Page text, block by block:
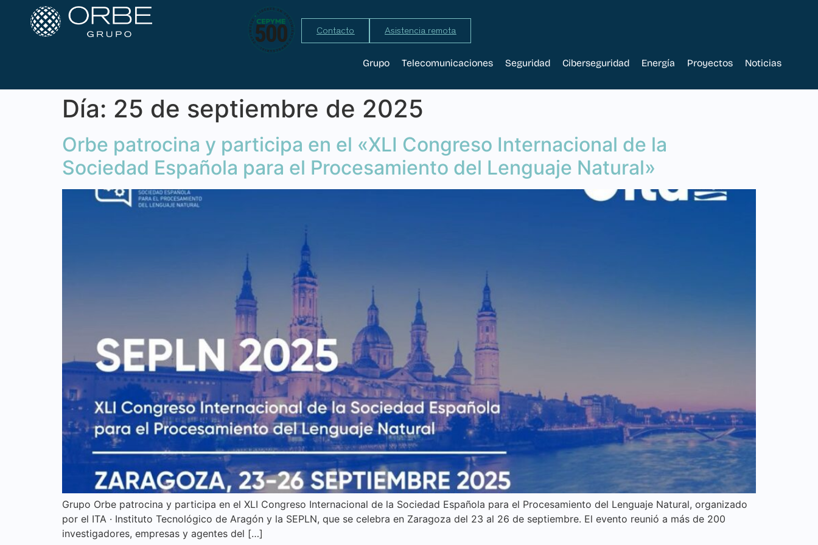
Contacto Asistencia remota
Grupo Telecomunicaciones Seguridad Ciberseguridad Energía Proyectos Noticias
Día: 25 de septiembre de 2025
Orbe patrocina y participa en el «XLI Congreso Internacional de la
Sociedad Española para el Procesamiento del Lenguaje Natural»
Grupo Orbe patrocina y participa en el XLI Congreso Internacional de la Sociedad Española para el Procesamiento del Lenguaje Natural, organizado
por el ITA · Instituto Tecnológico de Aragón y la SEPLN, que se celebra en Zaragoza del 23 al 26 de septiembre. El evento reunió a más de 200
investigadores, empresas y agentes del […]